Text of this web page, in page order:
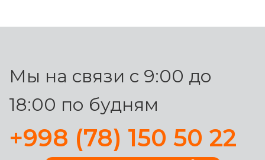
Мы на связи с 9:00 до
18:00 по будням
+998 (78) 150 50 22